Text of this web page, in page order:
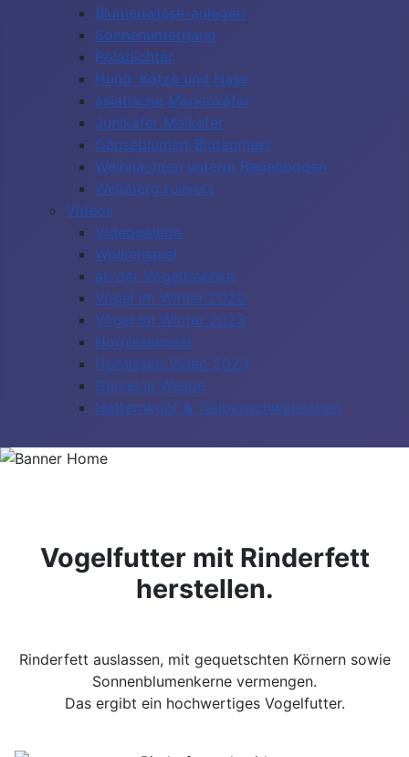
Blumenwiese-anlegen
Sonnenuntergang
Polarlichter
Hund, Katze und Hase
asiatische Marienkäfer
Junikäfer Maikäfer
Gänseblumen-Blütenmeer
Weihnachten unterm Regenbogen
Weinberg ruiniert
Videos
Videogalerie
Wolkenspiel
an der Vogeltraenke
Vögel im Winter 2020
Vögel im Winter 2023
Hornissennest
Hornissen Video 2023
Gemeine Wespe
Natternkopf & Taubenschwänzchen
Vogelfutter mit Rinderfett
herstellen.
Rinderfett auslassen, mit gequetschten Körnern sowie
Sonnenblumenkerne vermengen.
Das ergibt ein hochwertiges Vogelfutter.